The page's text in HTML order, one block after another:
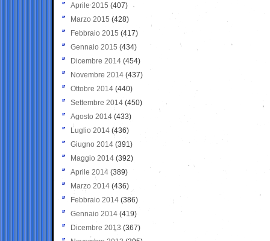
Aprile 2015 (407)
Marzo 2015 (428)
Febbraio 2015 (417)
Gennaio 2015 (434)
Dicembre 2014 (454)
Novembre 2014 (437)
Ottobre 2014 (440)
Settembre 2014 (450)
Agosto 2014 (433)
Luglio 2014 (436)
Giugno 2014 (391)
Maggio 2014 (392)
Aprile 2014 (389)
Marzo 2014 (436)
Febbraio 2014 (386)
Gennaio 2014 (419)
Dicembre 2013 (367)